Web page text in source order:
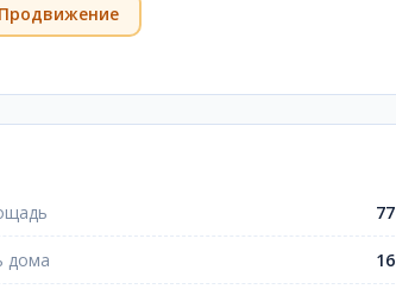
77
дома 16